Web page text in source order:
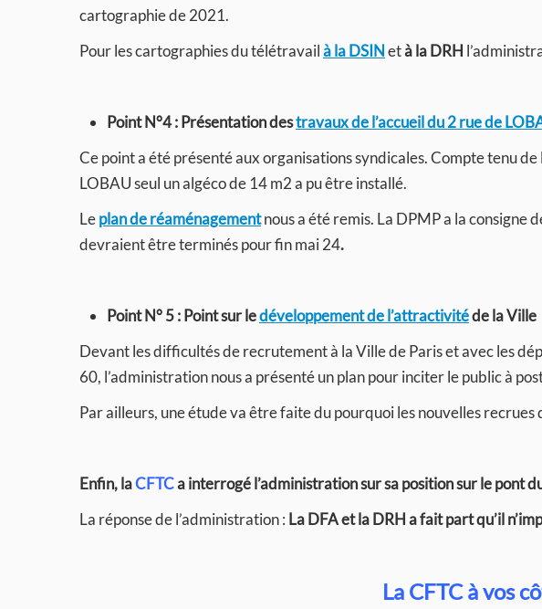
cartographie de 2021.
Pour les cartographies du télétravailà la DSINetà la DRH
Point N°4 : Présentation destravaux de l’accueil du 2 rue de
Ce point a été présenté aux organisations syndicales. Compte tenu
LOBAU seul un algéco de 14 m2 a pu être installé.
Leplan de réaménagementnous a été remis. La DPMP a la
devraient être terminés pour fin mai 24.
Point N° 5 : Point sur ledéveloppement de l’attractivitéde la Ville
Devant les difficultés de recrutement à la Ville de Paris et avec les
60, l’administration nous a présenté un plan pour inciter le public à
Par ailleurs, une étude va être faite du pourquoi les nouvelles
Enfin, laCFTCa interrogé l’administration sur sa position sur le pont
La réponse de l’administration : La DFA et la DRH a fait part qu’il
La CFTC à vos